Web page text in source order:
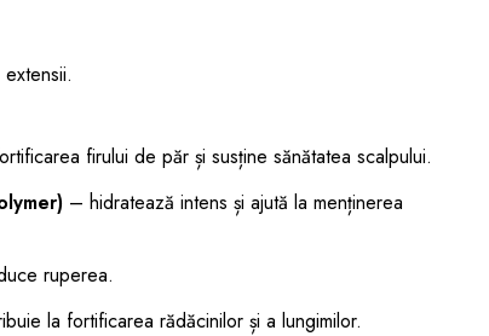
firului de păr și susține sănătatea scalpului.
– hidratează intens și ajută la menținerea
ruperea.
la fortificarea rădăcinilor și a lungimilor.